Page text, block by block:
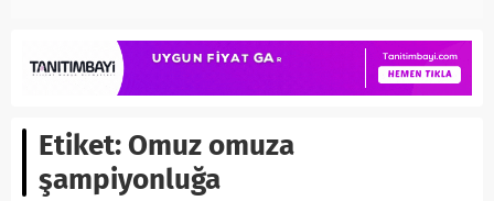
Etiket: Omuz omuza
şampiyonluğa